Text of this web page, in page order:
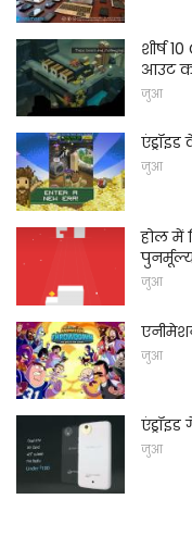
शीर्ष
आउट
जुआ
जुआ
होल में
जुआ
जुआ
जुआ